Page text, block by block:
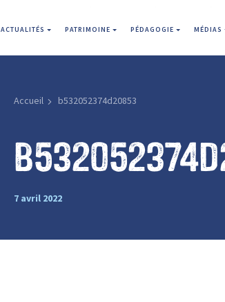
ACTUALITÉS PATRIMOINE PÉDAGOGIE MÉDIAS
Accueil b532052374d20853
7 avril 2022